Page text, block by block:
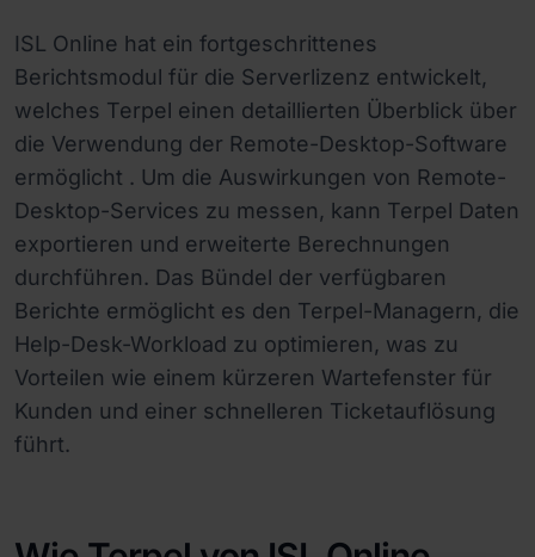
ISL Online hat ein fortgeschrittenes
Berichtsmodul für die Serverlizenz entwickelt,
welches Terpel einen detaillierten Überblick über
die Verwendung der Remote-Desktop-Software
ermöglicht . Um die Auswirkungen von Remote-
Desktop-Services zu messen, kann Terpel Daten
exportieren und erweiterte Berechnungen
durchführen. Das Bündel der verfügbaren
Berichte ermöglicht es den Terpel-Managern, die
Help-Desk-Workload zu optimieren, was zu
Vorteilen wie einem kürzeren Wartefenster für
Kunden und einer schnelleren Ticketauflösung
führt.